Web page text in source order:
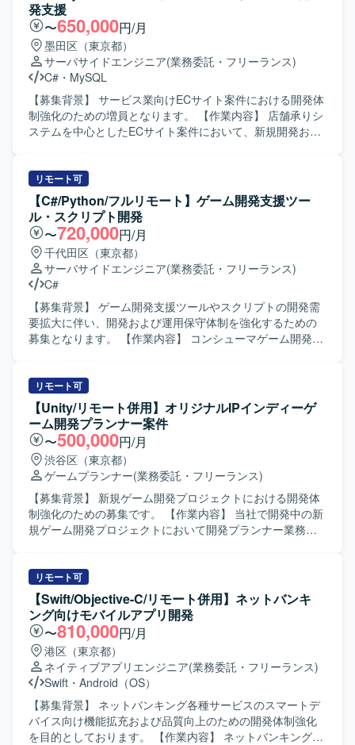
の開発保守に携わることで、専門性の高い業務ドメインの
知見を深めていただけます。 【開発環境】 C#およびC++を
用いた開発環境となります。
発支援
〜650,000円/月
墨田区（東京都）
サーバサイドエンジニア(業務委託・フリーランス)
C# ・ MySQL
【募集背景】 サービス業向けECサイト案件における開発体
制強化のための増員となります。 【作業内容】 店舗承りシ
ステムを中心としたECサイト案件において、新規開発およ
造、テストまで一貫してご対応いただきます。また、参画
後の状況やスキル、ご経験に応じて、他案件の開発支援を
ご担当いただく可能性があります。具体的には、詳細設
計、プログラム開発、既存機能改修、不具合調査・改修、
単体テスト・結合テスト、各種ドキュメントの作成・修正
などを実施いただきます。 【求める人物像】 主体的に業務
へ取り組み、自ら課題を把握して解決に向けて動いていた
だける方を求めております。周囲と円滑なコミュニケーシ
ョンを取りながら、チームメンバーと協力して業務を推進
できる方、状況の変化に応じて柔軟に業務対応いただける
方が望ましいです。 【ポジションの魅力】 ECサイト案件
とができます。新規開発だけでなく既存機能の改修や品質
向上対応にも関わることで、安定稼働やパフォーマンス向
上を意識した開発スキルを高めることができます。参画後
のスキルやご経験に応じて他案件にも関わる機会があり、
多様なドメインの開発経験を積める環境です。 【開発環
境】 C#を用いたWebシステム開発環境で、MySQLをデー
タベースとして利用いたします。Windows環境上での開発
となり、バージョン管理ツールとしてGitを利用するケース
があります。
リモート可
【C#/Python/フルリモート】ゲーム開発支援ツー
ル・スクリプト開発
〜720,000円/月
千代田区（東京都）
サーバサイドエンジニア(業務委託・フリーランス)
C#
【募集背景】 ゲーム開発支援ツールやスクリプトの開発需
要拡大に伴い、開発および運用保守体制を強化するための
募集となります。 【作業内容】 コンシューマゲーム開発環
いて、開発フローを支援するための機能追加や改善を実施
いたします。また、コンシューマゲーム開発環境の運用保
守サポートとして、担当ツールやジョブの不具合調査や修
正対応のサポートも行っていただきます。 【求める人物
像】 ゲーム開発を支える開発環境やツール開発に意欲的に
取り組める方を求めております。開発フローの効率化や自
動化に関心を持ち、主体的に改善提案を行っていただける
方ですと望ましいです。 【ポジションの魅力】 コンシュー
マゲーム開発を支える基盤となるツールやスクリプトの開
発に携わることができ、開発チーム全体の生産性向上に直
発環境】 C#、Python、cmd、powershell、Gitなどを用いた
コンシューマゲーム開発環境向けのツールおよびスクリプ
ト開発となります。
リモート可
【Unity/リモート併用】オリジナルIPインディーゲ
ーム開発プランナー案件
〜500,000円/月
渋谷区（東京都）
ゲームプランナー(業務委託・フリーランス)
【募集背景】 新規ゲーム開発プロジェクトにおける開発体
制強化のための募集です。 【作業内容】 当社で開発中の新
規ゲーム開発プロジェクトにおいて開発プランナー業務を
小規模なチームでの開発となり、将来的に他セクションや
新規タイトルを含めた他プロジェクトへの異動や、マネジ
メントへのミッション変更なども可能です。 【求める人物
像】 インディーゲームやアドベンチャーゲームへの強い興
味や知見をお持ちで、主体的に課題を発見し解決しながら
業務を推進いただける方を求めています。チームでのもの
づくりを楽しみ、少数精鋭な環境で職能にこだわらず幅広
い業務に携わることにやりがいを感じていただける方を歓
迎いたします。 【ポジションの魅力】 オリジナルIPや有力
IPによる大規模ゲーム開発からインディーゲーム開発ま
で、多様なプロジェクトに企画初期段階から運用・海外展
リモート可
【Swift/Objective-C/リモート併用】ネットバンキ
ング向けモバイルアプリ開発
〜810,000円/月
港区（東京都）
ネイティブアプリエンジニア(業務委託・フリーランス)
Swift ・ Android（OS）
【募集背景】 ネットバンキング各種サービスのスマートデ
バイス向け機能拡充および品質向上のための開発体制強化
を目的としております。 【作業内容】 ネットバンキング各